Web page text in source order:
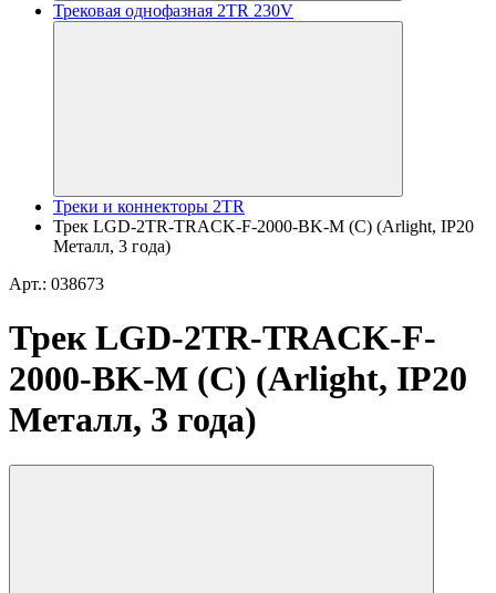
Трековая однофазная 2TR 230V
Треки и коннекторы 2TR
Трек LGD-2TR-TRACK-F-2000-BK-M (C) (Arlight, IP20
Металл, 3 года)
Арт.: 038673
Трек LGD-2TR-TRACK-F-
2000-BK-M (C) (Arlight, IP20
Металл, 3 года)